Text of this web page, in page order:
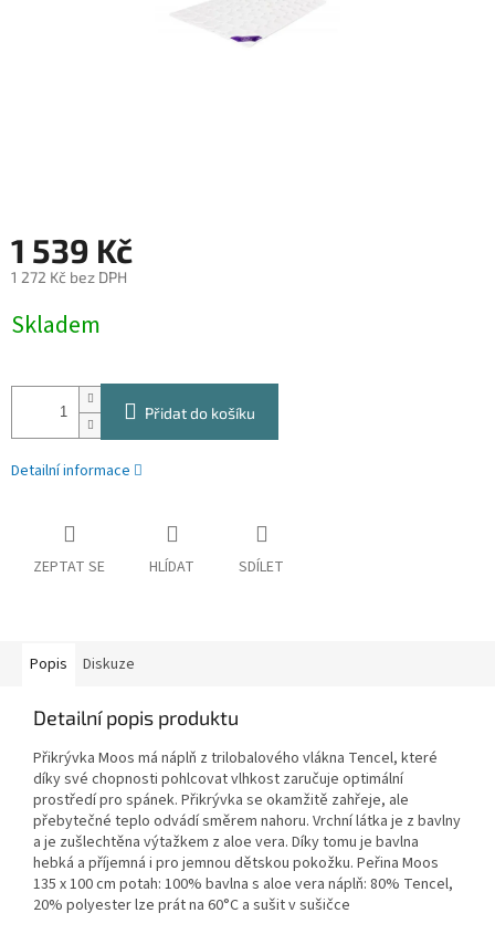
1 539 Kč
1 272 Kč bez DPH
cena:
Skladem
Přidat do košíku
Detailní informace
ZEPTAT SE HLÍDAT SDÍLET
Popis Diskuze
Detailní popis produktu
Přikrývka Moos má náplň z trilobalového vlákna Tencel, které
díky své chopnosti pohlcovat vlhkost zaručuje optimální
prostředí pro spánek. Přikrývka se okamžitě zahřeje, ale
přebytečné teplo odvádí směrem nahoru. Vrchní látka je z bavlny
a je zušlechtěna výtažkem z aloe vera. Díky tomu je bavlna
hebká a příjemná i pro jemnou dětskou pokožku. Peřina Moos
135 x 100 cm potah: 100% bavlna s aloe vera náplň: 80% Tencel,
20% polyester lze prát na 60°C a sušit v sušičce